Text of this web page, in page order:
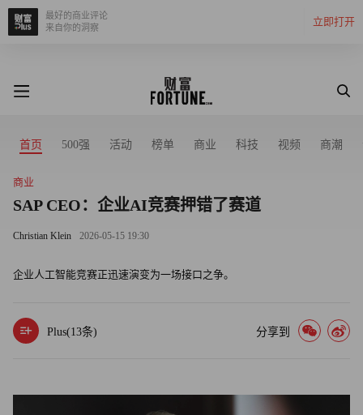
立即打开
最好的商业评论
来自你的洞察
首页 500强 活动 榜单 商业 科技 视频 商潮
商业
SAP CEO：企业AI竞赛押错了赛道
Christian Klein 2026-05-15 19:30
企业人工智能竞赛正迅速演变为一场接口之争。
Plus(13条) 分享到